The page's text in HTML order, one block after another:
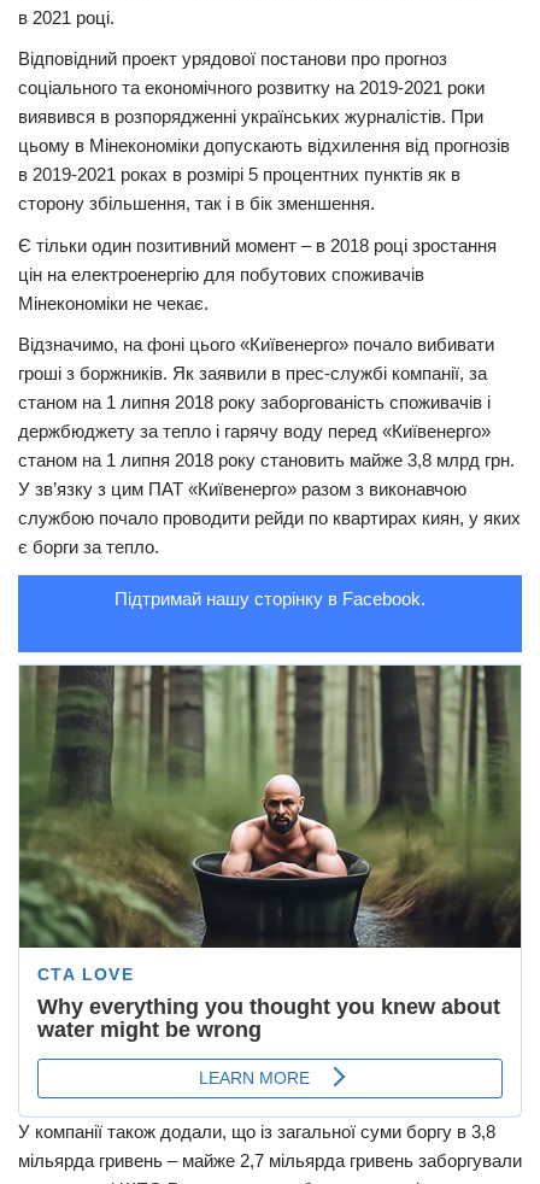
Кримінал
Трагедії
Курйози
Суспільство
Культура
Шоу-біз
в 2021 році.
Відповідний проект урядової постанови про прогноз
соціального та економічного розвитку на 2019-2021 роки
виявився в розпорядженні українських журналістів. При
цьому в Мінекономіки допускають відхилення від прогнозів
в 2019-2021 роках в розмірі 5 процентних пунктів як в
сторону збільшення, так і в бік зменшення.
Є тільки один позитивний момент – в 2018 році зростання
цін на електроенергію для побутових споживачів
Мінекономіки не чекає.
Відзначимо, на фоні цього «Київенерго» почало вибивати
гроші з боржників. Як заявили в прес-службі компанії, за
станом на 1 липня 2018 року заборгованість споживачів і
держбюджету за тепло і гарячу воду перед «Київенерго»
станом на 1 липня 2018 року становить майже 3,8 млрд грн.
У зв’язку з цим ПАТ «Київенерго» разом з виконавчою
службою почало проводити рейди по квартирах киян, у яких
є борги за тепло.
Підтримай нашу сторінку в Facebook.
У компанії також додали, що із загальної суми боргу в 3,8
мільярда гривень – майже 2,7 мільярда гривень заборгували